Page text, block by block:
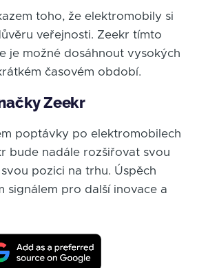
toho, že elektromobily si
veřejnosti. Zeekr tímto
je možné dosáhnout vysokých
časovém období.
Zeekr
poptávky po elektromobilech
bude nadále rozšiřovat svou
pozici na trhu. Úspěch
signálem pro další inovace a